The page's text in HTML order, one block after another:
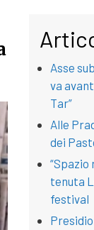
Buffa
Asse
va
Tar”
Alle
dei
“Spazio
tenuta
festival